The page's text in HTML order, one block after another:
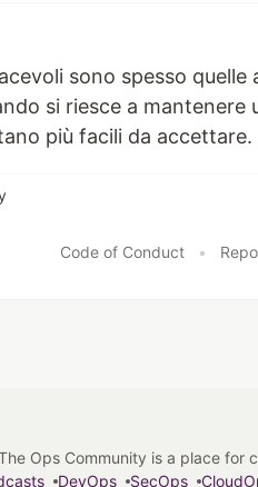
sono spesso
si riesce a mantenere
più facili da accettare.
Code of Conduct •
Ops Community is a place for
DevOps SecOps